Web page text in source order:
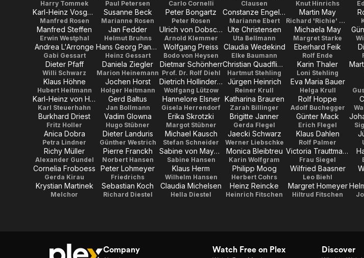
Harry Tommek Paul Petersen Carlo Cornelli Clausen Knut Hinrichs
Karl-Heinz Vosgerau
Manfred Rosen
Susanne Beck
Marianne Rosen
Peter Bongartz
Peter Rosen
Constanze Engelbrecht
Marianne Ebert
Martin May
Richard 'Richie' Karlmann
Manfred Steffen
Erwin Westphal
Jan Fedder
Helmut Bruhns
Ulrich von Dobschütz
Arnold Klemmer
Ute Christensen
Uta Bellmann
Michaela May
Margret Starke
Andrea L'Arronge
Gabi Gessart
Hans Georg Panczak
Heinz Gessart
Wolfgang Preiss
Bodo von Heysen
Claudia Wedekind
Elke Baumann
Eberhard Feik
Rolf Ende
Dieter Pfaff
Willi Schwarz
Daniela Ziegler
Marion Heinemann
Dietmar Schönherr
Prof. Dr. Rolf Diehl
Christian Quadflieg
Hartmut Stehling
Karin Thaler
Loni Stehling
Klaus Höhne
Hubert Heitmann
Jochen Horst
Holger Heitmann
Dietrich Hollinderbäumer
Wolfgang Lützow
Jürgen Heinrich
Reiner Krull
Eva Maria Bauer
Helga Krull
Karl-Heinz von Hassel
Karl Steuerhahn
Gerd Baltus
Jan Bollmann
Hannelore Elsner
Gisela Herrendorf
Katharina Brauren
Zarah Billinger
Rolf Hoppe
Adolf Buchegger
Burkhard Driest
Fritz Holler
Vadim Glowna
Hugo Stübner
Erika Skrotzki
Margot Stübner
Brigitte Janner
Gerda Flegel
Günter Mack
Erich Flegel
Anica Dobra
Petra Lindner
Dieter Landuris
Günther Westrich
Michael Kausch
Stefan Schneider
Jaecki Schwarz
Werner Liebschke
Klaus Dahlen
Rolf Palmer
Richy Müller
Alexander Gundel
Pierre Franckh
Norbert Hansen
Sabine von Maydell
Sabine Hansen
Monica Bleibtreu
Karin Wolfgram
Victoria Trauttmansdorff
Frau Siegel
Cornelia Froboess
Gerda Kirau
Peter Lohmeyer
Friedrichs
Klaus Herm
Wilhelm Hansen
Philipp Moog
Herbert Cohrs
Wilfried Baasner
Leo Biehl
Krystian Martinek
Melchor
Sebastian Koch
Richard Diestel
Claudia Michelsen
Hella Diestel
Heinz Reincke
Heinrich Fitschen
Margret Homeyer
Hiltrud Fitschen
Company Watch Free on Plex Discover